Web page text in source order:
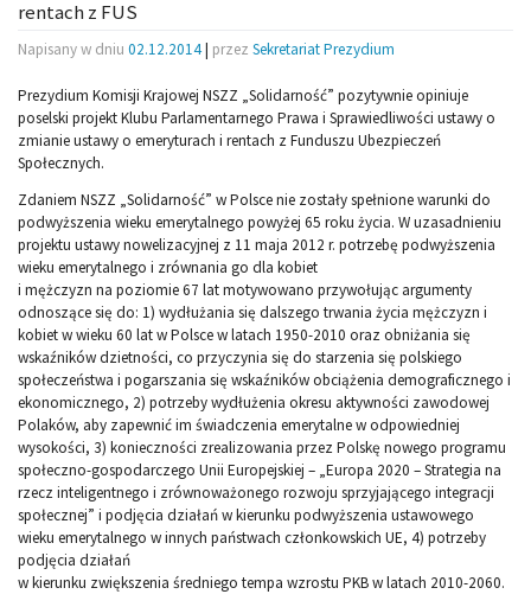
rentach z FUS
Napisany w dniu 02.12.2014| przez Sekretariat Prezydium
Prezydium Komisji Krajowej NSZZ „Solidarność” pozytywnie opiniuje
poselski projekt Klubu Parlamentarnego Prawa i Sprawiedliwości ustawy o
zmianie ustawy o emeryturach i rentach z Funduszu Ubezpieczeń
Społecznych.
Zdaniem NSZZ „Solidarność” w Polsce nie zostały spełnione warunki do
podwyższenia wieku emerytalnego powyżej 65 roku życia. W uzasadnieniu
projektu ustawy nowelizacyjnej z 11 maja 2012 r. potrzebę podwyższenia
wieku emerytalnego i zrównania go dla kobiet
i mężczyzn na poziomie 67 lat motywowano przywołując argumenty
odnoszące się do: 1) wydłużania się dalszego trwania życia mężczyzn i
kobiet w wieku 60 lat w Polsce w latach 1950-2010 oraz obniżania się
wskaźników dzietności, co przyczynia się do starzenia się polskiego
społeczeństwa i pogarszania się wskaźników obciążenia demograficznego i
ekonomicznego, 2) potrzeby wydłużenia okresu aktywności zawodowej
Polaków, aby zapewnić im świadczenia emerytalne w odpowiedniej
wysokości, 3) konieczności zrealizowania przez Polskę nowego programu
społeczno-gospodarczego Unii Europejskiej – „Europa 2020 – Strategia na
rzecz inteligentnego i zrównoważonego rozwoju sprzyjającego integracji
społecznej” i podjęcia działań w kierunku podwyższenia ustawowego
wieku emerytalnego w innych państwach członkowskich UE, 4) potrzeby
podjęcia działań
w kierunku zwiększenia średniego tempa wzrostu PKB w latach 2010-2060.